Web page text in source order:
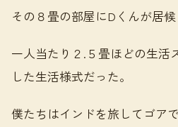
その８畳の部屋にDくんが居候
一人当たり２.５畳ほどの生活
した生活様式だった。
僕たちはインドを旅してゴア